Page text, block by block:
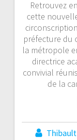
Retrouvez
cette
préfecture du
la métropole
directrice
convivial
de la